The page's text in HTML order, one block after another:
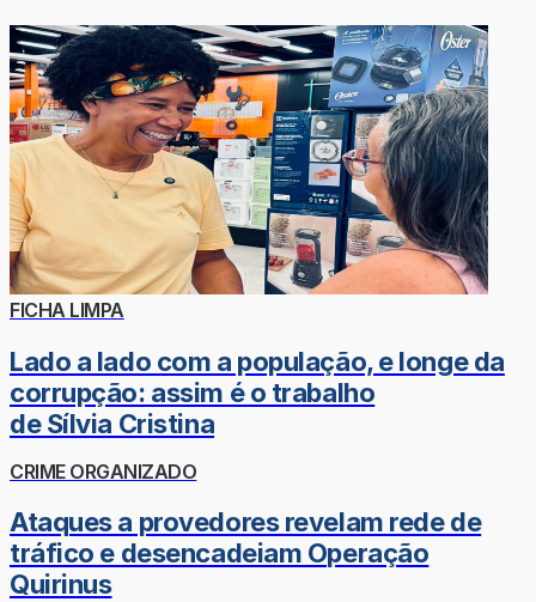
FICHA LIMPA
Lado a lado com a população, e longe da
corrupção: assim é o trabalho
de Sílvia Cristina
CRIME ORGANIZADO
Ataques a provedores revelam rede de
tráfico e desencadeiam Operação
Quirinus